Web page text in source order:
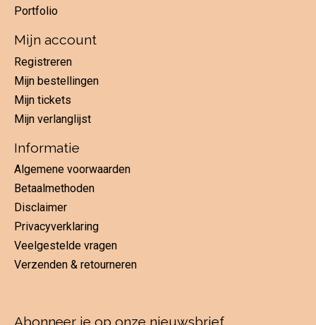
Portfolio
Mijn account
Registreren
Mijn bestellingen
Mijn tickets
Mijn verlanglijst
Informatie
Algemene voorwaarden
Betaalmethoden
Disclaimer
Privacyverklaring
Veelgestelde vragen
Verzenden & retourneren
Abonneer je op onze nieuwsbrief